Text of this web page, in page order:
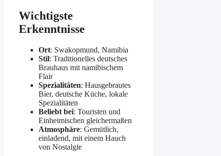
Wichtigste
Erkenntnisse
Ort: Swakopmund, Namibia
Stil: Traditionelles deutsches
Brauhaus mit namibischem
Flair
Spezialitäten: Hausgebrautes
Bier, deutsche Küche, lokale
Spezialitäten
Beliebt bei: Touristen und
Einheimischen gleichermaßen
Atmosphäre: Gemütlich,
einladend, mit einem Hauch
von Nostalgie